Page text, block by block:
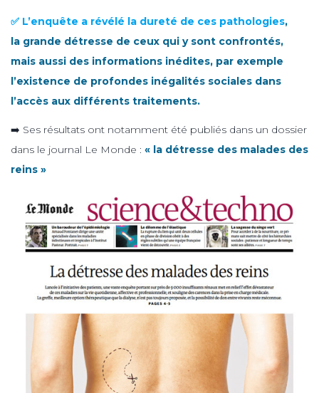
✅ L’enquête a révélé la dureté de ces pathologies,
la grande détresse de ceux qui y sont confrontés,
mais aussi des informations inédites, par exemple
l’existence de profondes inégalités sociales dans
l’accès aux différents traitements.
➡️ Ses résultats ont notamment été publiés dans un dossier
dans le journal Le Monde : « la détresse des malades des
reins »